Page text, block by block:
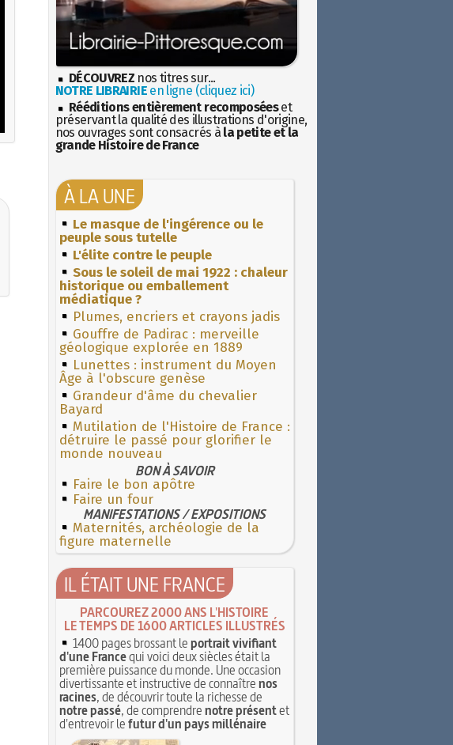
DÉCOUVREZ nos titres sur...
NOTRE LIBRAIRIEen ligne (cliquez ici)
Rééditions entièrement recomposéeset
préservant la qualité des illustrations d'origine,
nos ouvrages sont consacrés à la petite et la
grande Histoire de France
À LA UNE
Le masque de l'ingérence ou le
peuple sous tutelle
L'élite contre le peuple
Sous le soleil de mai 1922 : chaleur
historique ou emballement
médiatique ?
Plumes, encriers et crayons jadis
Gouffre de Padirac : merveille
géologique explorée en 1889
Lunettes : instrument du Moyen
Âge à l'obscure genèse
Grandeur d'âme du chevalier
Bayard
Mutilation de l'Histoire de France :
détruire le passé pour glorifier le
monde nouveau
BON À SAVOIR
Faire le bon apôtre
Faire un four
MANIFESTATIONS / EXPOSITIONS
Maternités, archéologie de la
figure maternelle
IL ÉTAIT UNE FRANCE
PARCOUREZ 2000 ANS L'HISTOIRE
LE TEMPS DE 1600 ARTICLES ILLUSTRÉS
1400 pages brossant leportrait vivifiant
d'une Francequi voici deux siècles était la
première puissance du monde. Une occasion
divertissante et instructive de connaîtrenos
racines, de découvrir toute la richesse de
notre passé, de comprendrenotre présentet
d'entrevoir lefutur d'un pays millénaire